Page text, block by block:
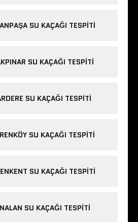
SU KAÇAĞI TESPITI
SU KAÇAĞI TESPITI
SU KAÇAĞI TESPITI
SU KAÇAĞI TESPITI
SU KAÇAĞI TESPITI
SU KAÇAĞI TESPITI